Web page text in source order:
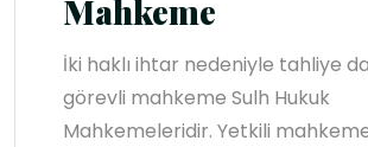
Mahkeme
İki haklı ihtar nedeniyle tahliye
görevli mahkeme Sulh Hukuk
Mahkemeleridir. Yetkili